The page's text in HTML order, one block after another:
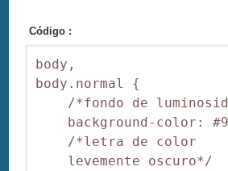
Código :
body,
body.normal {
/*fondo de
background-color:
/*letra de color
levemente oscuro*/